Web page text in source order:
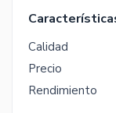
Calidad
Precio
Rendimiento